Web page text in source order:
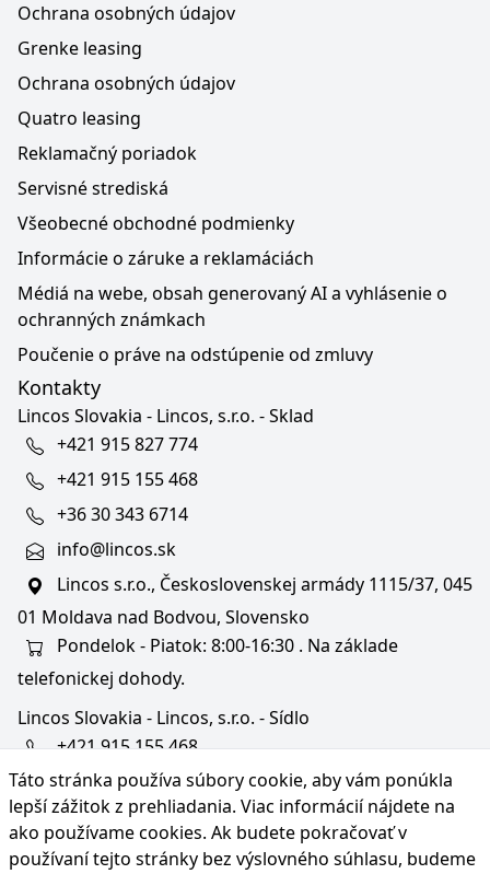
Táto stránka používa súbory cookie, aby vám ponúkla
lepší zážitok z prehliadania. Viac informácií nájdete na
ako používame cookies. Ak budete pokračovať v
používaní tejto stránky bez výslovného súhlasu, budeme
Ochrana osobných údajov
Grenke leasing
Ochrana osobných údajov
Quatro leasing
Reklamačný poriadok
Servisné strediská
Všeobecné obchodné podmienky
Informácie o záruke a reklamáciách
Médiá na webe, obsah generovaný AI a vyhlásenie o
ochranných známkach
Poučenie o práve na odstúpenie od zmluvy
Kontakty
Lincos Slovakia - Lincos, s.r.o. - Sklad
+421 915 827 774
+421 915 155 468
+36 30 343 6714
info@lincos.sk
Lincos s.r.o., Československej armády 1115/37, 045
01 Moldava nad Bodvou, Slovensko
Pondelok - Piatok: 8:00-16:30 . Na základe
telefonickej dohody.
Lincos Slovakia - Lincos, s.r.o. - Sídlo
+421 915 155 468
+36/30 343 6714
bratislava@lincos.sk
Lincos s.r.o., Rustaveliho 4, 831 06 Bratislava - m. č.